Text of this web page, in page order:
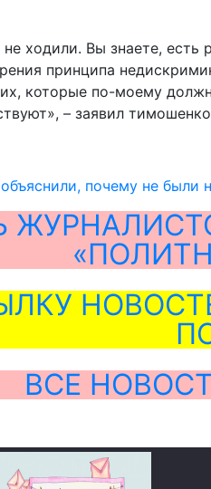
ходили. Вы знаете,
принципа
которые по-моему
– заявил
почему не были
ВСЕ